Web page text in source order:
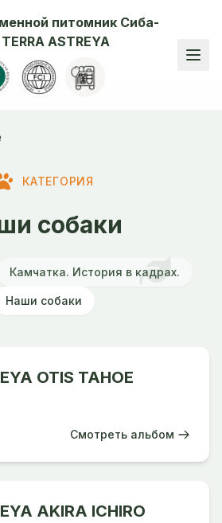
питомник Сиба-
ASTREYA
КАТЕГОРИЯ
собаки
Камчатка. История в кадрах.
Наши собаки
OTIS TAHOE
Смотреть альбом
AKIRA ICHIRO